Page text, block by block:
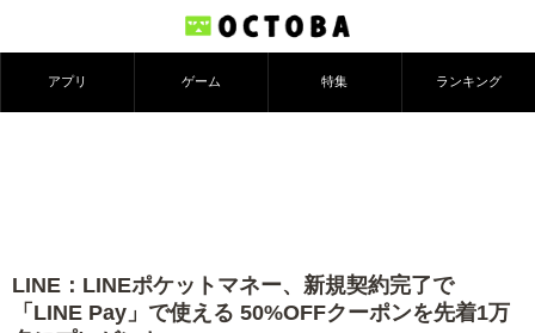
アプリ ゲーム 特集 ランキング
LINE：LINEポケットマネー、新規契約完了で
「LINE Pay」で使える 50%OFFクーポンを先着1万